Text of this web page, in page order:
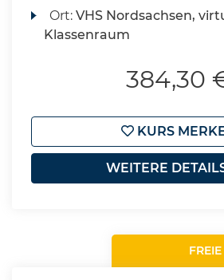
Ort:VHS Nordsachsen,
Klassenraum
384,30
KURS
WEITERE